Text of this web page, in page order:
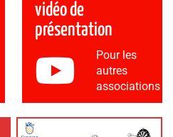
vidéo de
présentation
Pour les
autres
associations